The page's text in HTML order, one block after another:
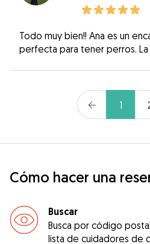
Todo muy bien!! Ana es un
perfecta para tener perros.
1
Cómo hacer una
Buscar
Busca por código
lista de cuidadores de